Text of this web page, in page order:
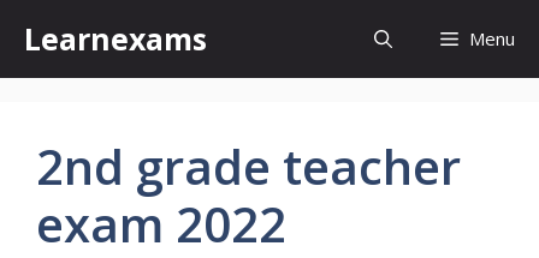
content
Learnexams Menu
2nd grade teacher
exam 2022